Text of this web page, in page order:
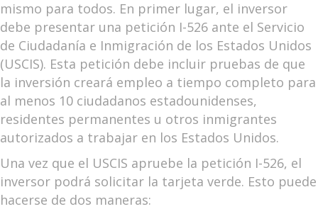
mismo para todos. En primer lugar, el inversor
debe presentar una petición I-526 ante el Servicio
de Ciudadanía e Inmigración de los Estados Unidos
(USCIS). Esta petición debe incluir pruebas de que
la inversión creará empleo a tiempo completo para
al menos 10 ciudadanos estadounidenses,
residentes permanentes u otros inmigrantes
autorizados a trabajar en los Estados Unidos.
Una vez que el USCIS apruebe la petición I-526, el
inversor podrá solicitar la tarjeta verde. Esto puede
hacerse de dos maneras: